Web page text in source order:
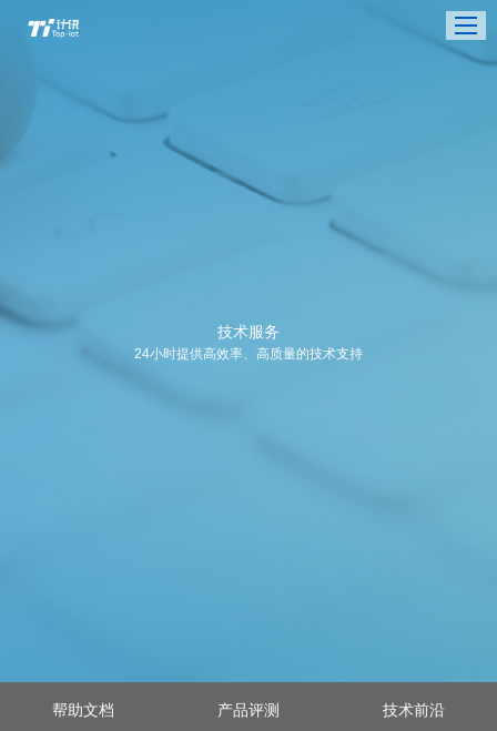
技术服务
24小时提供高效率、高质量的技术支持
帮助文档 产品评测 技术前沿